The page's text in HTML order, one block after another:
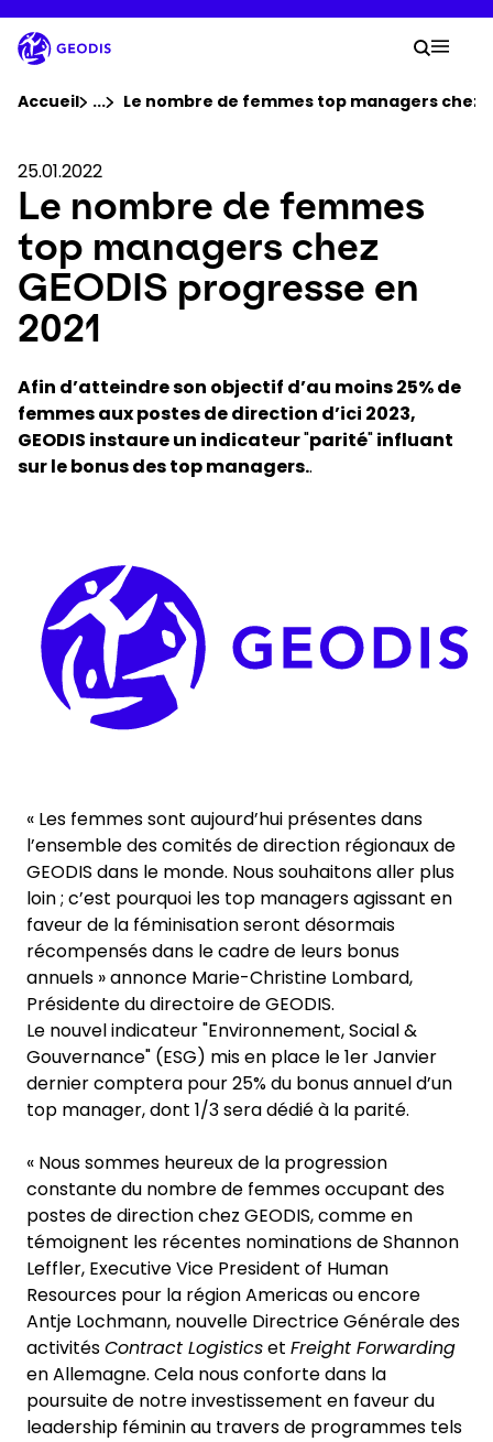
au
contenu
principal
Groupe
Newsroom
Carrière
Se connecter​
France - FR
Accueil ...Voir tous les éléments du fil d'ariane
Le nombre de femmes top managers chez
25.01.2022
Le nombre de femmes
top managers chez
GEODIS progresse en
2021
Afin d’atteindre son objectif d’au moins 25% de
femmes aux postes de direction d’ici 2023,
GEODIS instaure un indicateur"parité"influant
sur le bonus des top managers..
Keepeek
« Les femmes sont aujourd’hui présentes dans
l’ensemble des comités de direction régionaux de
GEODIS dans le monde. Nous souhaitons aller plus
loin ; c’est pourquoi les top managers agissant en
faveur de la féminisation seront désormais
récompensés dans le cadre de leurs bonus
annuels » annonce Marie-Christine Lombard,
Présidente du directoire de GEODIS.
Le nouvel indicateur "Environnement, Social &
Gouvernance" (ESG) mis en place le 1er Janvier
dernier comptera pour 25% du bonus annuel d’un
top manager, dont 1/3 sera dédié à la parité.
« Nous sommes heureux de la progression
constante du nombre de femmes occupant des
postes de direction chez GEODIS, comme en
témoignent les récentes nominations de Shannon
Leffler, Executive Vice President of Human
Resources pour la région Americas ou encore
Antje Lochmann, nouvelle Directrice Générale des
activitésContract Logisticset Freight Forwarding
en Allemagne. Cela nous conforte dans la
poursuite de notre investissement en faveur du
leadership féminin au travers de programmes tels